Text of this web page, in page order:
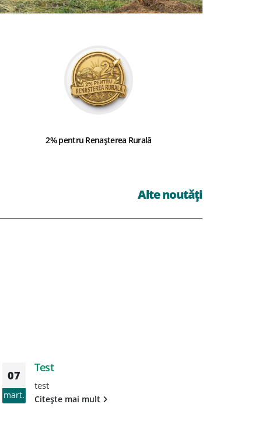
2% pentru Renașterea Rurală
Alte noutăți
07
mart.
Test
test
Citește mai mult